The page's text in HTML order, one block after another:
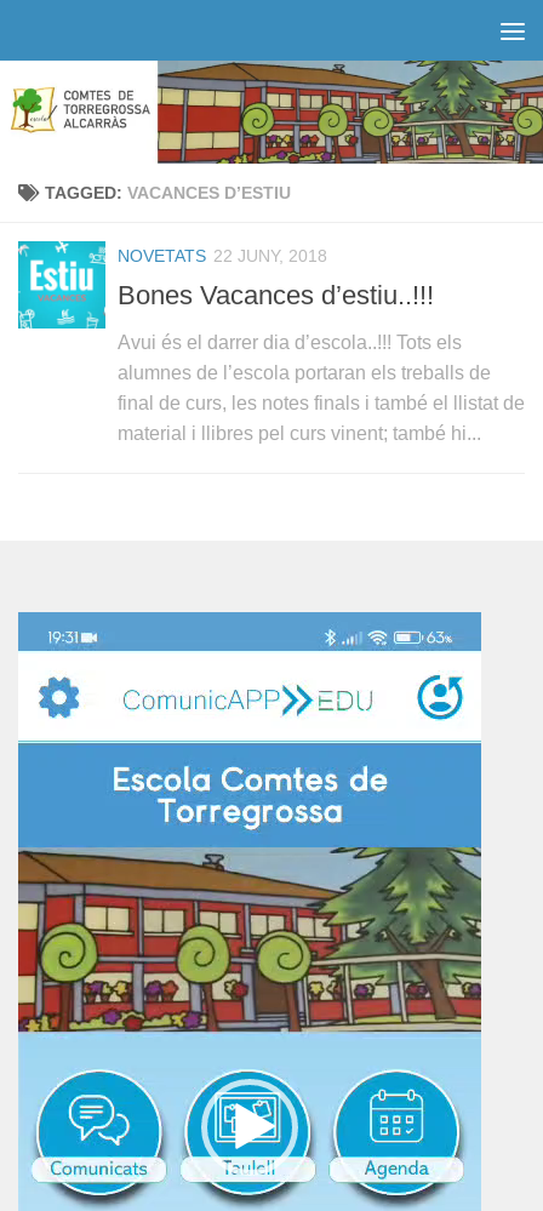
TAGGED: VACANCES D’ESTIU
NOVETATS 22 JUNY, 2018
Bones Vacances d’estiu..!!!
Avui és el darrer dia d’escola..!!! Tots els
alumnes de l’escola portaran els treballs de
final de curs, les notes finals i també el llistat de
material i llibres pel curs vinent; també hi...
de
vídeo